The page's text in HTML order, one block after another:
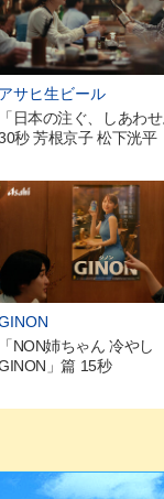
サヒ生ビール
日本の注ぐ、しあわ
秒 芳根京子 松下洸平
NON姉ちゃん 冷やし
」篇 15秒